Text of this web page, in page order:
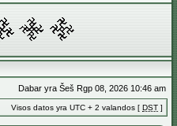
Dabar yra Šeš Rgp 08, 2026 10:46 am
Visos datos yra UTC + 2 valandos [ DST ]